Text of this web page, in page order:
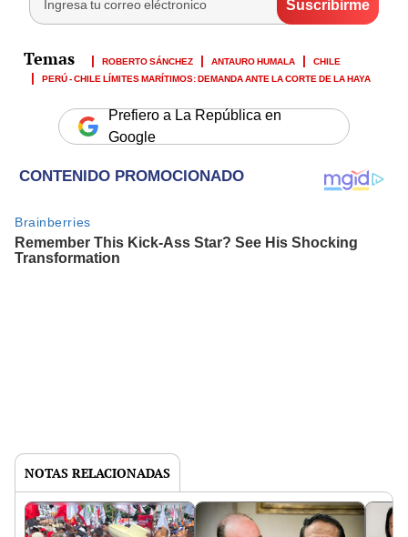
ROBERTO SÁNCHEZ ANTAURO HUMALA
CHILE
PERÚ - CHILE LÍMITES MARÍTIMOS: DEMANDA ANTE LA CORTE DE LA HAYA
Prefiero a La República en
Google
NOTAS RELACIONADAS